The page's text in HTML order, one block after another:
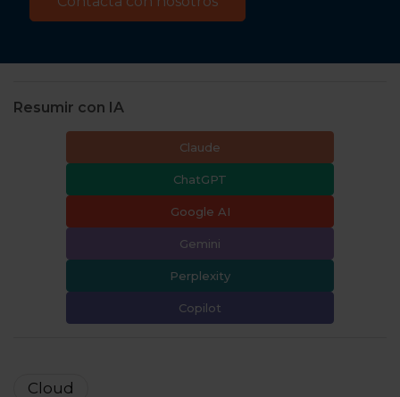
Resumir con IA
Claude
ChatGPT
Google AI
Gemini
Perplexity
Copilot
Cloud